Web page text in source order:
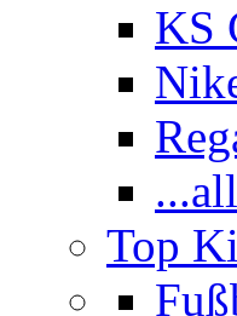
KS
Top